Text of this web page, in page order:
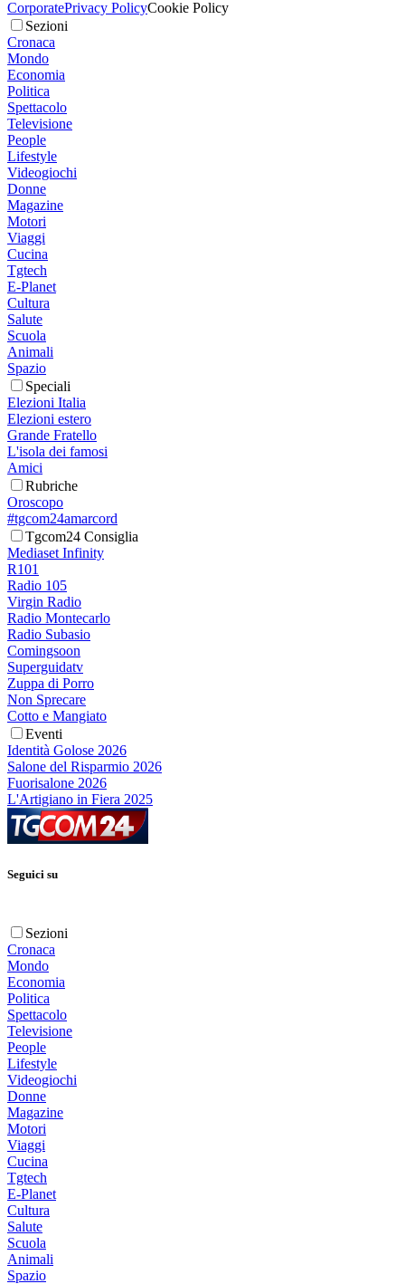
CorporatePrivacy PolicyCookie Policy
Sezioni
Cronaca
Mondo
Economia
Politica
Spettacolo
Televisione
People
Lifestyle
Videogiochi
Donne
Magazine
Motori
Viaggi
Cucina
Tgtech
E-Planet
Cultura
Salute
Scuola
Animali
Spazio
Speciali
Elezioni Italia
Elezioni estero
Grande Fratello
L'isola dei famosi
Amici
Rubriche
Oroscopo
#tgcom24amarcord
Tgcom24 Consiglia
Mediaset Infinity
R101
Radio 105
Virgin Radio
Radio Montecarlo
Radio Subasio
Comingsoon
Superguidatv
Zuppa di Porro
Non Sprecare
Cotto e Mangiato
Eventi
Identità Golose 2026
Salone del Risparmio 2026
Fuorisalone 2026
L'Artigiano in Fiera 2025
Seguici su
Sezioni
Cronaca
Mondo
Economia
Politica
Spettacolo
Televisione
People
Lifestyle
Videogiochi
Donne
Magazine
Motori
Viaggi
Cucina
Tgtech
E-Planet
Cultura
Salute
Scuola
Animali
Spazio